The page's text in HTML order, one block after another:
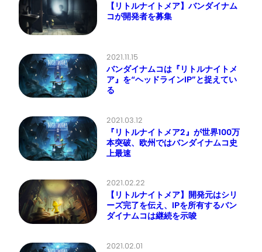
【リトルナイトメア】バンダイナム
コが開発者を募集
2021.11.15
バンダイナムコは『リトルナイトメ
ア』を“ヘッドラインIP”と捉えてい
る
2021.03.12
『リトルナイトメア2』が世界100万
本突破、欧州ではバンダイナムコ史
上最速
2021.02.22
【リトルナイトメア】開発元はシリ
ーズ完了を伝え、IPを所有するバン
ダイナムコは継続を示唆
2021.02.01